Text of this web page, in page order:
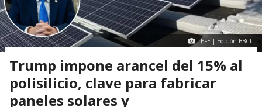
EFE | Edición BBCL
Trump impone arancel del 15% al
polisilicio, clave para fabricar
paneles solares y